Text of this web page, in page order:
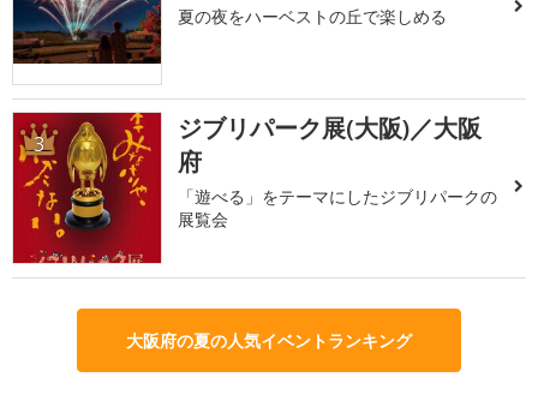
夏の夜をハーベストの丘で楽しめる
3
ジブリパーク展(大阪)／大阪
府
「遊べる」をテーマにしたジブリパークの
展覧会
大阪府の夏の人気イベントランキング